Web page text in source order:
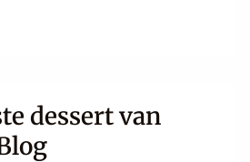
dessert van